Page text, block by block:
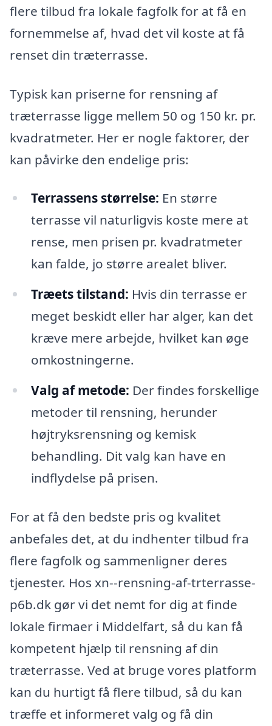
flere tilbud fra lokale fagfolk for at få en
fornemmelse af, hvad det vil koste at få
renset din træterrasse.
Typisk kan priserne for rensning af
træterrasse ligge mellem 50 og 150 kr. pr.
kvadratmeter. Her er nogle faktorer, der
kan påvirke den endelige pris:
Terrassens størrelse: En større
terrasse vil naturligvis koste mere at
rense, men prisen pr. kvadratmeter
kan falde, jo større arealet bliver.
Træets tilstand: Hvis din terrasse er
meget beskidt eller har alger, kan det
kræve mere arbejde, hvilket kan øge
omkostningerne.
Valg af metode: Der findes forskellige
metoder til rensning, herunder
højtryksrensning og kemisk
behandling. Dit valg kan have en
indflydelse på prisen.
For at få den bedste pris og kvalitet
anbefales det, at du indhenter tilbud fra
flere fagfolk og sammenligner deres
tjenester. Hos xn--rensning-af-trterrasse-
p6b.dk gør vi det nemt for dig at finde
lokale firmaer i Middelfart, så du kan få
kompetent hjælp til rensning af din
træterrasse. Ved at bruge vores platform
kan du hurtigt få flere tilbud, så du kan
træffe et informeret valg og få din